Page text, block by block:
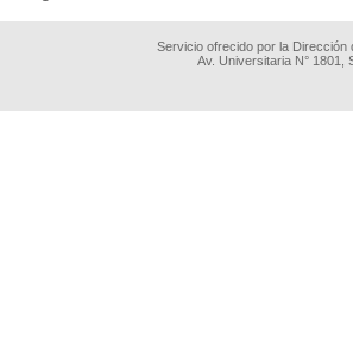
Servicio ofrecido por la
Av. Universitaria N° 1801,